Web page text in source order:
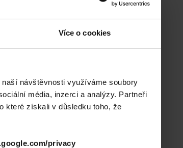
Více o cookies
návštěvnosti využíváme soubory
média, inzerci a analýzy. Partneři
které získali v důsledku toho, že
privacy